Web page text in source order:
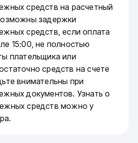
средств на расчетный
задержки
средств, если оплата
15:00, не полностью
плательщика или
средств на счете
внимательны при
документов. Узнать о
средств можно у